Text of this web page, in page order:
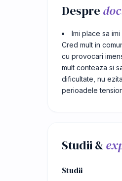
Despre
Imi place sa
Cred mult in
cu provocari
mult conteaza si
dificultate, nu
perioadele
Studii &
Studii